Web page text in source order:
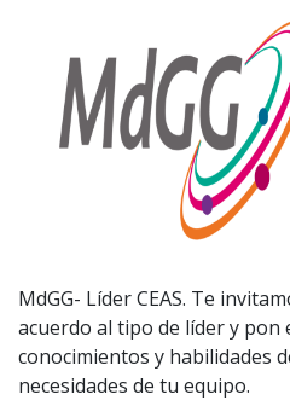
MdGG- Líder CEAS. Te
acuerdo al tipo de líder y pon
conocimientos y habilidades
necesidades de tu equipo.